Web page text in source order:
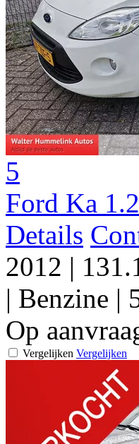
5
Ford Ka
Details
2012 |
| Benzine |
Op
Vergelijken Vergelijken